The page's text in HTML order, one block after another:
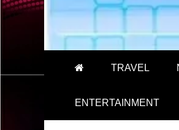
TRAVEL
ENTERTAINMENT